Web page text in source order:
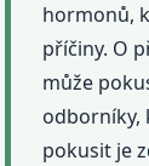
hormonů,
příčiny. O
může
odborníky,
pokusit je